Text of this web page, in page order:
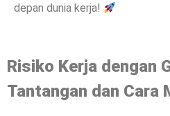
depan dunia kerja!
Risiko Kerja dengan
Tantangan dan Cara